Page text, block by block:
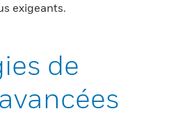
exigeants.
de